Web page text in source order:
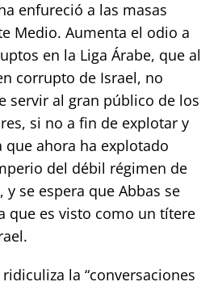
enfureció a las masas
Medio. Aumenta el odio a
en la Liga Árabe, que al
corrupto de Israel, no
servir al gran público de los
si no a fin de explotar y
ahora ha explotado
del débil régimen de
y se espera que Abbas se
que es visto como un títere
la “conversaciones